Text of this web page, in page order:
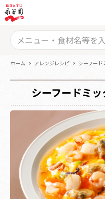
ホーム アレンジレシピ シーフー
シーフードミ